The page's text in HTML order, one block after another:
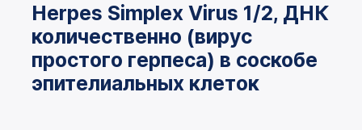
Herpes Simplex Virus 1/2, ДНК
количественно (вирус
простого герпеса) в соскобе
эпителиальных клеток